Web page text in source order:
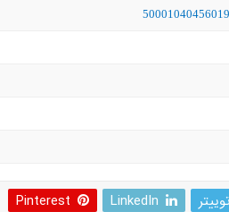
50001040456019
LinkedIn
Pinterest